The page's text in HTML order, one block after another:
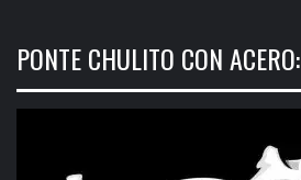
PONTE CHULITO CON ACERO: